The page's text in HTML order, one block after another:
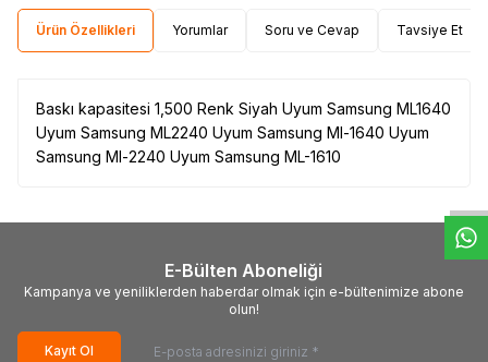
Ürün Özellikleri Yorumlar Soru ve Cevap Tavsiye Et
Baskı kapasitesi 1,500 Renk Siyah Uyum Samsung ML1640
Uyum Samsung ML2240 Uyum Samsung Ml-1640 Uyum
Samsung Ml-2240 Uyum Samsung ML-1610
E-Bülten Aboneliği
Kampanya ve yeniliklerden haberdar olmak için e-bültenimize abone
olun!
Kayıt Ol